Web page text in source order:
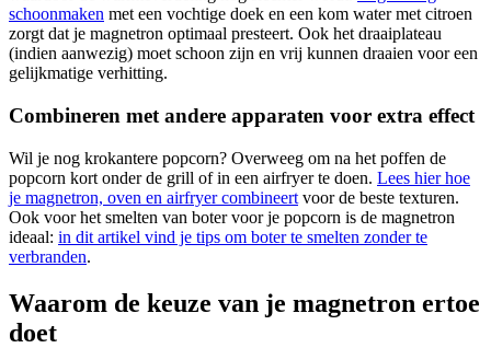
schoonmaken met een vochtige doek en een kom water met citroen
zorgt dat je magnetron optimaal presteert. Ook het draaiplateau
(indien aanwezig) moet schoon zijn en vrij kunnen draaien voor een
gelijkmatige verhitting.
Combineren met andere apparaten voor extra effect
Wil je nog krokantere popcorn? Overweeg om na het poffen de
popcorn kort onder de grill of in een airfryer te doen. Lees hier hoe
je magnetron, oven en airfryer combineert voor de beste texturen.
Ook voor het smelten van boter voor je popcorn is de magnetron
ideaal: in dit artikel vind je tips om boter te smelten zonder te
verbranden.
Waarom de keuze van je magnetron ertoe
doet